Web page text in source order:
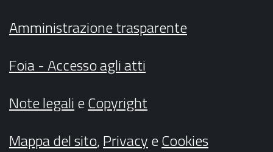
Amministrazione trasparente
Foia - Accesso agli atti
Note legalieCopyright
Mappa del sito,PrivacyeCookies